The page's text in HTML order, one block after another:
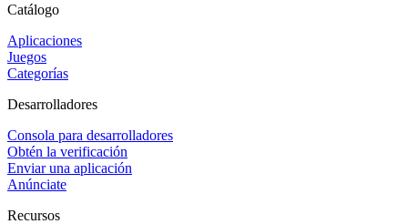
Catálogo
Aplicaciones
Juegos
Categorías
Desarrolladores
Consola para desarrolladores
Obtén la verificación
Enviar una aplicación
Anúnciate
Recursos